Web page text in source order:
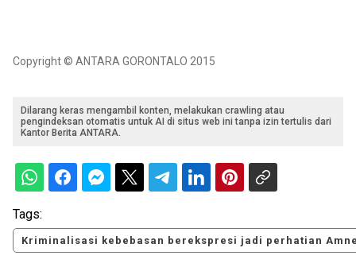
Copyright © ANTARA GORONTALO 2015
Dilarang keras mengambil konten, melakukan crawling atau
pengindeksan otomatis untuk AI di situs web ini tanpa izin tertulis dari
Kantor Berita ANTARA.
Tags:
Kriminalisasi kebebasan berekspresi jadi perhatian